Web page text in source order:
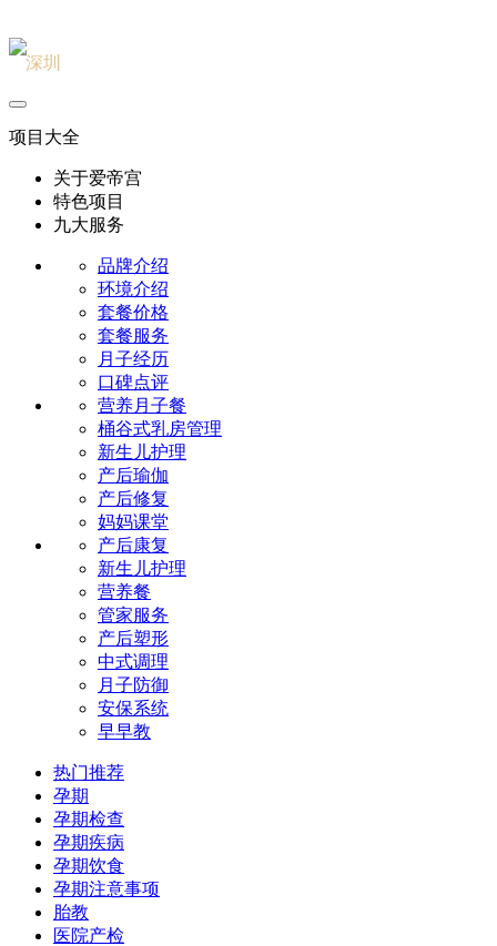
深圳
北京
项目大全
关于爱帝宫
特色项目
九大服务
品牌介绍
环境介绍
套餐价格
套餐服务
月子经历
口碑点评
营养月子餐
桶谷式乳房管理
新生儿护理
产后瑜伽
产后修复
妈妈课堂
产后康复
新生儿护理
营养餐
管家服务
产后塑形
中式调理
月子防御
安保系统
早早教
热门推荐
孕期
孕期检查
孕期疾病
孕期饮食
孕期注意事项
胎教
医院产检